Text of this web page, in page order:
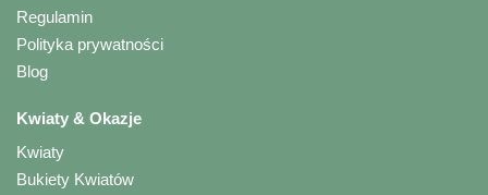
Regulamin
Polityka prywatności
Blog
Kwiaty & Okazje
Kwiaty
Bukiety Kwiatów